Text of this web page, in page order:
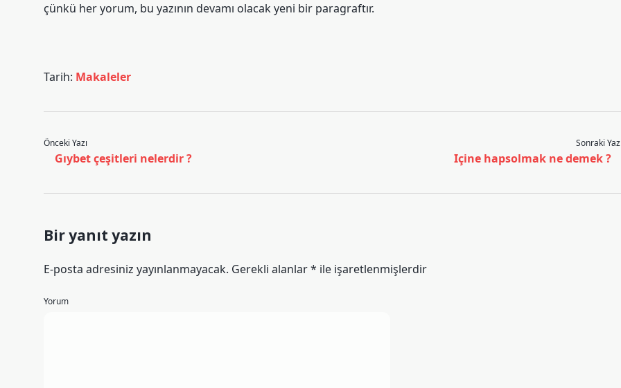
çünkü her yorum, bu yazının devamı olacak yeni bir paragraftır.
Tarih: Makaleler
Önceki Yazı
Gıybet çeşitleri nelerdir ?
Sonraki
Içine hapsolmak ne demek ?
Bir yanıt yazın
E-posta adresiniz yayınlanmayacak. Gerekli alanlar* ile işaretlenmişlerdir
Yorum